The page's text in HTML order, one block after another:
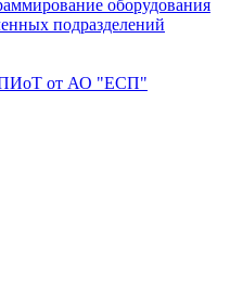
оборудования
подразделений
от АО "ЕСП"